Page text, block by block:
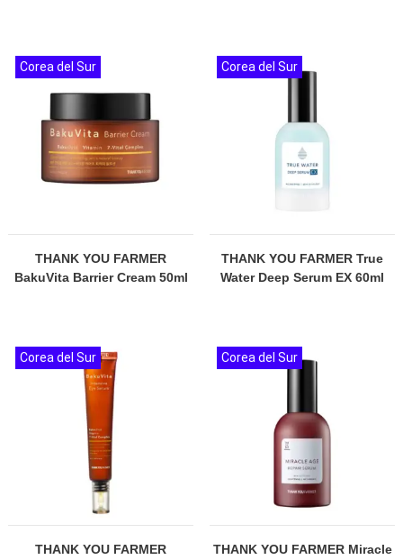
THANK YOU FARMER
BakuVita Barrier Cream 50ml
Corea del Sur
THANK YOU FARMER True
Water Deep Serum EX 60ml
Corea del Sur
THANK YOU FARMER
Corea del Sur
THANK YOU FARMER Miracle
Corea del Sur